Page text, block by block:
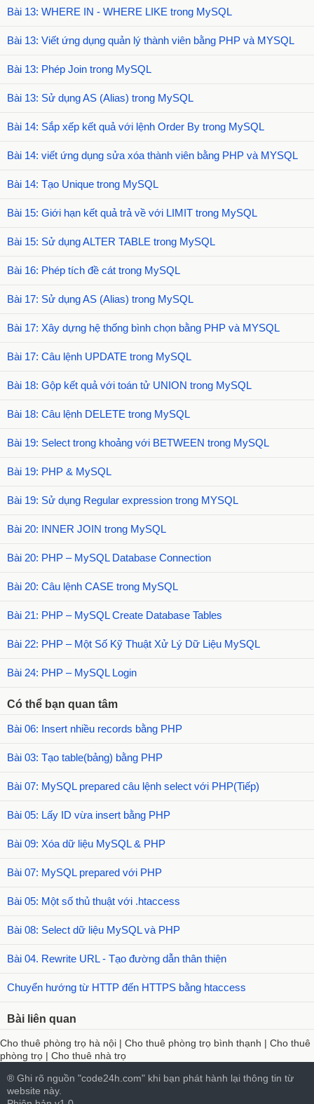
Bài 13: WHERE IN - WHERE LIKE trong MySQL
Bài 13: Viết ứng dụng quản lý thành viên bằng PHP và MYSQL
Bài 13: Phép Join trong MySQL
Bài 13: Sử dụng AS (Alias) trong MySQL
Bài 14: Sắp xếp kết quả với lệnh Order By trong MySQL
Bài 14: viết ứng dụng sửa xóa thành viên bằng PHP và MYSQL
Bài 14: Tạo Unique trong MySQL
Bài 15: Giới hạn kết quả trả về với LIMIT trong MySQL
Bài 15: Sử dụng ALTER TABLE trong MySQL
Bài 16: Phép tích đề cát trong MySQL
Bài 17: Sử dụng AS (Alias) trong MySQL
Bài 17: Xây dựng hệ thống bình chọn bằng PHP và MYSQL
Bài 17: Câu lệnh UPDATE trong MySQL
Bài 18: Gộp kết quả với toán tử UNION trong MySQL
Bài 18: Câu lệnh DELETE trong MySQL
Bài 19: Select trong khoảng với BETWEEN trong MySQL
Bài 19: PHP & MySQL
Bài 19: Sử dụng Regular expression trong MYSQL
Bài 20: INNER JOIN trong MySQL
Bài 20: PHP – MySQL Database Connection
Bài 20: Câu lệnh CASE trong MySQL
Bài 21: PHP – MySQL Create Database Tables
Bài 22: PHP – Một Số Kỹ Thuật Xử Lý Dữ Liệu MySQL
Bài 24: PHP – MySQL Login
Có thể bạn quan tâm
Bài 06: Insert nhiều records bằng PHP
Bài 03: Tạo table(bảng) bằng PHP
Bài 07: MySQL prepared câu lệnh select với PHP(Tiếp)
Bài 05: Lấy ID vừa insert bằng PHP
Bài 09: Xóa dữ liệu MySQL & PHP
Bài 07: MySQL prepared với PHP
Bài 05: Một số thủ thuật với .htaccess
Bài 08: Select dữ liệu MySQL và PHP
Bài 04. Rewrite URL - Tạo đường dẫn thân thiện
Chuyển hướng từ HTTP đến HTTPS bằng htaccess
Bài liên quan
Cho thuê phòng trọ hà nội | Cho thuê phòng trọ bình thạnh | Cho thuê
phòng trọ | Cho thuê nhà trọ
® Ghi rõ nguồn "code24h.com" khi bạn phát hành lại thông tin từ
website này.